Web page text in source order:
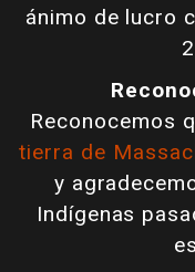
ánimo de lucro
Reconocemos
tierra de
y
Indígenas